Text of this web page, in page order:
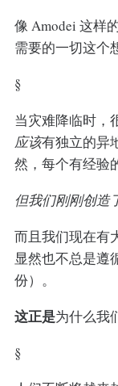
像 Amodei 这样
需要的一切这个
§
当灾难降临时，
应该有独立的异
然，每个有经验
但我们刚刚创造
而且我们现在有
显然也不总是遵
份）。
这正是为什么我
§